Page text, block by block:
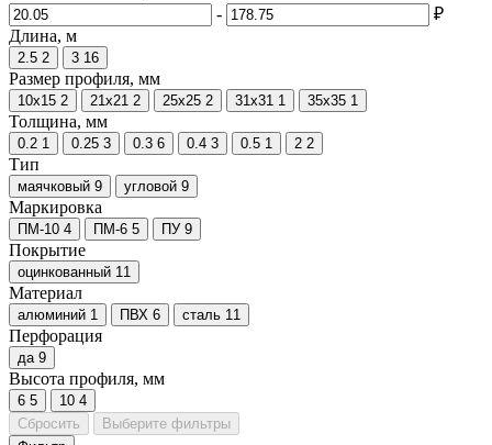
-
₽
Длина, м
2.5 2 3 16
Размер профиля, мм
10х15 2 21х21 2 25х25 2 31х31 1 35х35 1
Толщина, мм
0.2 1 0.25 3 0.3 6 0.4 3 0.5 1 2 2
Тип
маячковый 9 угловой 9
Маркировка
ПМ-10 4 ПМ-6 5 ПУ 9
Покрытие
оцинкованный 11
Материал
алюминий 1 ПВХ 6 сталь 11
Перфорация
да 9
Высота профиля, мм
6 5 10 4
Сбросить
Выберите фильтры